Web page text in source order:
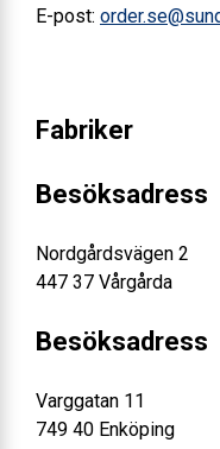
E-post:
Fabriker
Besöksadress
Nordgårdsvägen 2
447 37 Vårgårda
Besöksadress
Varggatan 11
749 40 Enköping